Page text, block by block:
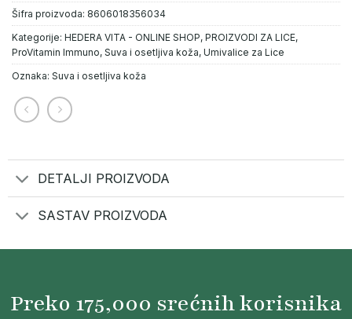
Šifra proizvoda: 8606018356034
Kategorije: HEDERA VITA - ONLINE SHOP, PROIZVODI ZA LICE,
ProVitamin Immuno, Suva i osetljiva koža, Umivalice za Lice
Oznaka: Suva i osetljiva koža
DETALJI PROIZVODA
SASTAV PROIZVODA
Preko 175,000 srećnih korisnika